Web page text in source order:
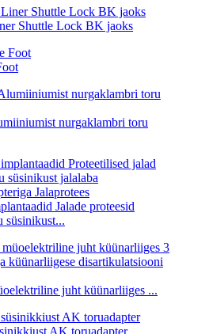
Shuttle Lock BK jaoks
nurgaklambri toru
Jalade proteesid
süsinikust...
juht küünarliiges ...